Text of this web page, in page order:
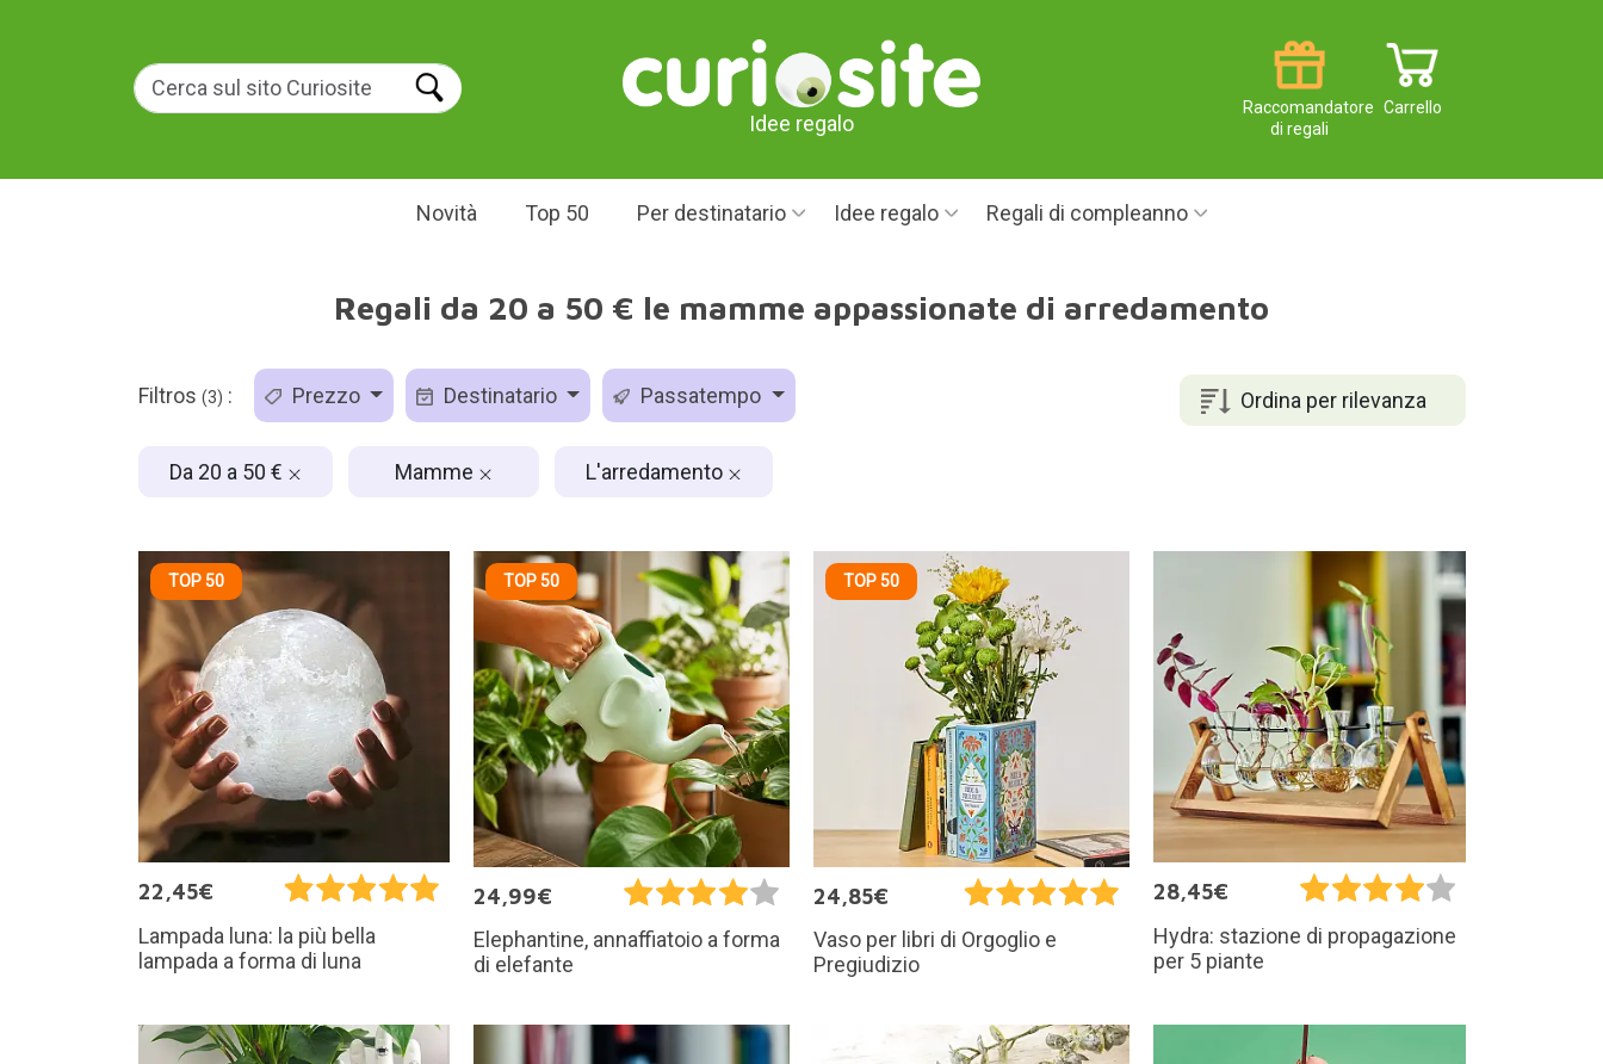
Idee regalo
Carrello
Raccomandatore
di regali
Novità Top 50 Per destinatario Idee regalo Regali di compleanno
Regali da 20 a 50 € le mamme appassionate di arredamento
Ordina per rilevanza
Filtros (3) : Prezzo Destinatario Passatempo
Da 20 a 50 € Mamme L'arredamento
TOP 50
22,45€
Lampada luna: la più bella
lampada a forma di luna
TOP 50
24,99€
Elephantine, annaffiatoio a forma
di elefante
TOP 50
24,85€
Vaso per libri di Orgoglio e
Pregiudizio
28,45€
Hydra: stazione di propagazione
per 5 piante